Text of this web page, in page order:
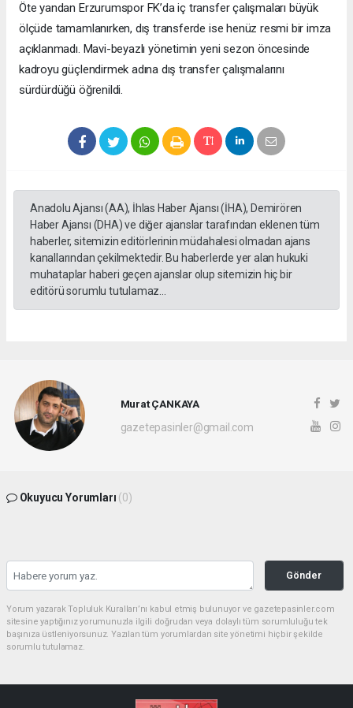
Öte yandan Erzurumspor FK’da iç transfer çalışmaları büyük
ölçüde tamamlanırken, dış transferde ise henüz resmi bir imza
açıklanmadı. Mavi-beyazlı yönetimin yeni sezon öncesinde
kadroyu güçlendirmek adına dış transfer çalışmalarını
sürdürdüğü öğrenildi.
Anadolu Ajansı (AA), İhlas Haber Ajansı (İHA), Demirören
Haber Ajansı (DHA) ve diğer ajanslar tarafından eklenen tüm
haberler, sitemizin editörlerinin müdahalesi olmadan ajans
kanallarından çekilmektedir. Bu haberlerde yer alan hukuki
muhataplar haberi geçen ajanslar olup sitemizin hiç bir
editörü sorumlu tutulamaz...
Murat ÇANKAYA
gazetepasinler@gmail.com
Okuyucu Yorumları (0)
Gönder
Yorum yazarak Topluluk Kuralları’nı kabul etmiş bulunuyor ve gazetepasinler.com
sitesine yaptığınız yorumunuzla ilgili doğrudan veya dolaylı tüm sorumluluğu tek
başınıza üstleniyorsunuz. Yazılan tüm yorumlardan site yönetimi hiçbir şekilde
sorumlu tutulamaz.